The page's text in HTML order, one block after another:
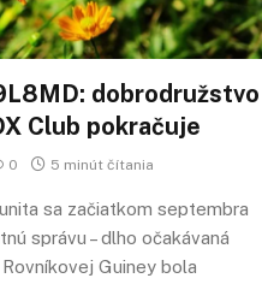
dobrodružstvo
Club pokračuje
0 5 minút čítania
sa začiatkom septembra
správu – dlho očakávaná
Guiney bola